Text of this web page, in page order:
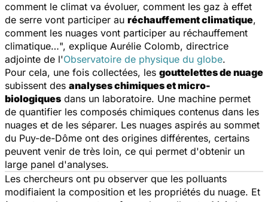
comment le climat va évoluer, comment les gaz à effet
de serre vont participer au réchauffement climatique,
comment les nuages vont participer au réchauffement
climatique…", explique Aurélie Colomb, directrice
adjointe de l'Observatoire de physique du globe.
Pour cela, une fois collectées, les gouttelettes de nuage
subissent des analyses chimiques et micro-
biologiques dans un laboratoire. Une machine permet
de quantifier les composés chimiques contenus dans les
nuages et de les séparer. Les nuages aspirés au sommet
du Puy-de-Dôme ont des origines différentes, certains
peuvent venir de très loin, ce qui permet d'obtenir un
large panel d'analyses.
Les chercheurs ont pu observer que les polluants
modifiaient la composition et les propriétés du nuage. Et